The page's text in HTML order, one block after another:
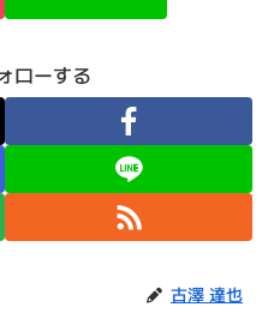
ローする
古澤 達也